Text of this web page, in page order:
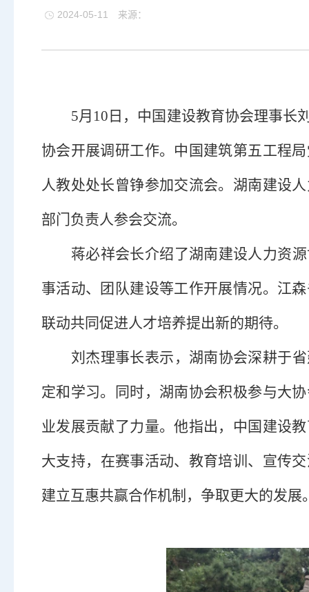
2024-05-11 来源：
5月10日，中国建设教育协会理事长
协会开展调研工作。 中国建筑第五工程
人教处处长曾铮参加交流会。 湖南建设
部门负责人参会交流。
蒋必祥会长介绍了湖南建设人力资
事活动、团队建设等工作开展情况。江森
联动共同促进人才培养提出新的期待。
刘杰理事长表示 ， 湖南协会深耕于省
定和学习。同时， 湖南协会积极参与大
业发展贡献了力量。他指出， 中国建设
大支持， 在赛事活动、教育培训、宣传
建立互惠共赢合作机制，争取更大的发展